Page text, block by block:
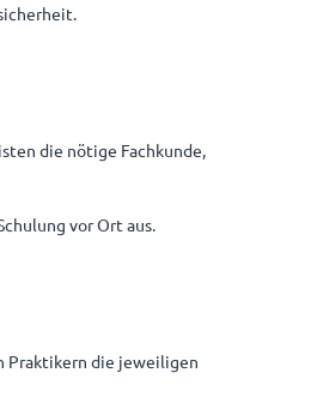
die nötige Fachkunde,
vor Ort aus.
Praktikern die jeweiligen